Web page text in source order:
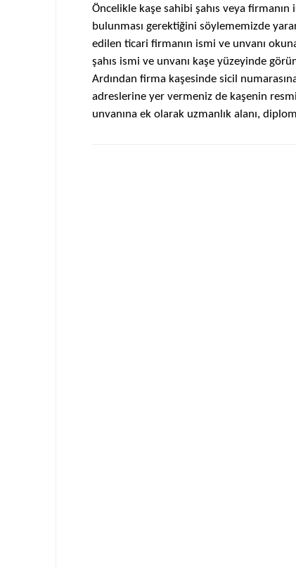
Öncelikle kaşe sahibi şahıs veya firmanın
bulunması gerektiğini söylememizde
edilen ticari firmanın ismi ve unvanı
şahıs ismi ve unvanı kaşe yüzeyinde
Ardından firma kaşesindesicil
adreslerine yer vermeniz de kaşenin
unvanına ek olarak uzmanlık alanı,